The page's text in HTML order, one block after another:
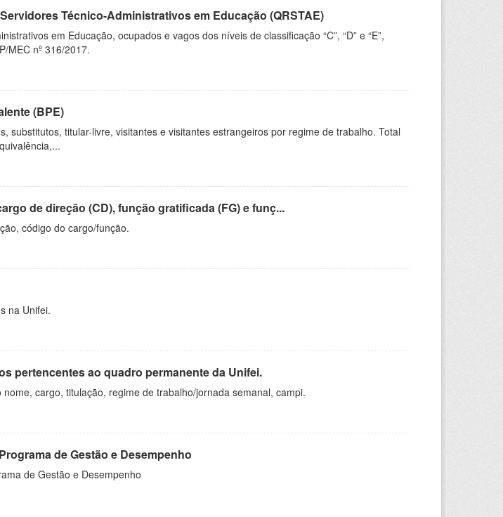
Técnico-Administrativos em Educação (QRSTAE)
em Educação, ocupados e vagos dos níveis de classificação “C”, “D” e “E”,
MEC nº 316/2017.
(BPE)
substitutos, titular-livre, visitantes e visitantes estrangeiros por regime de trabalho. Total
de direção (CD), função gratificada (FG) e funç...
código do cargo/função.
na Unifei.
pertencentes ao quadro permanente da Unifei.
cargo, titulação, regime de trabalho/jornada semanal, campi.
de Gestão e Desempenho
de Gestão e Desempenho